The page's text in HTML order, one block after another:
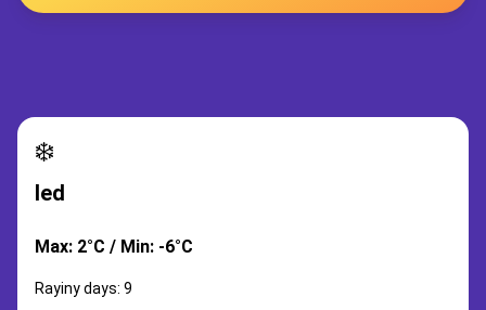
❄️
led
Max: 2°C / Min: -6°C
Rayiny days: 9